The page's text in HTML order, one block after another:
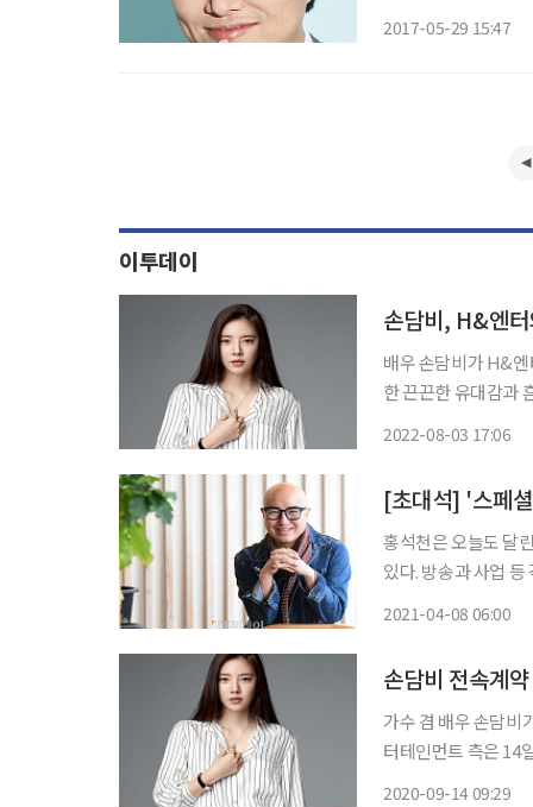
2017-05-29 15:47
이투데이
손담비, H&엔
배우 손담비가 H&엔터테인먼트
한 끈끈한 유대감과
2022-08-03 17:06
[초대석] '스페
홍석천은 오늘도 달
있다. 방송과 사업
2021-04-08 06:00
가수 겸 배우 손담비가
터테인먼트 측은 14일 "손
2020-09-14 09:29